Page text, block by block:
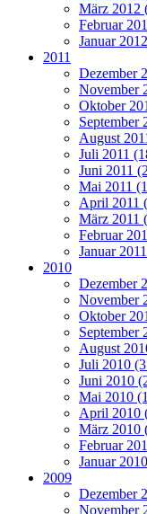
März 2012
Februar
Januar
2011
Dezember
November
Oktober
September
August
Juli 2011
Juni 2011
Mai 2011
April 2011
März 2011
Februar
Januar
2010
Dezember
November
Oktober
September
August
Juli 2010
Juni 2010
Mai 2010
April 2010
März 2010
Februar
Januar
2009
Dezember
November